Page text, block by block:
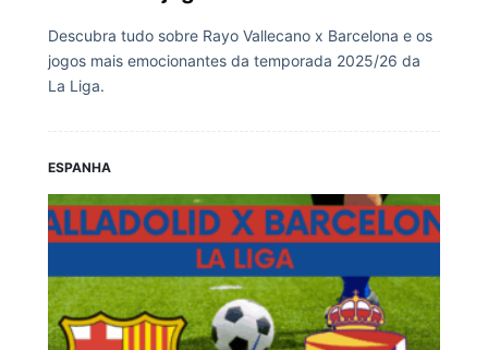
Descubra tudo sobre Rayo Vallecano x Barcelona e os
jogos mais emocionantes da temporada 2025/26 da
La Liga.
ESPANHA